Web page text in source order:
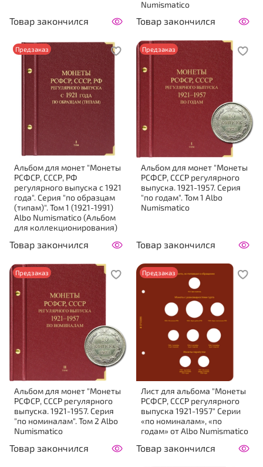
Товар закончился
Numismatico
Товар закончился
Предзаказ
Альбом для монет "Монеты
РСФСР, СССР, РФ
регулярного выпуска с 1921
года". Серия "по образцам
(типам)". Том 1 (1921-1991)
Albo Numismatico (Альбом
для коллекционирования)
Товар закончился
Предзаказ
Альбом для монет "Монеты
РСФСР, СССР регулярного
выпуска. 1921-1957. Серия
"по годам". Том 1 Albo
Numismatico
Товар закончился
Предзаказ
Альбом для монет "Монеты
РСФСР, СССР регулярного
выпуска. 1921-1957. Серия
"по номиналам". Том 2 Albo
Numismatico
Товар закончился
Предзаказ
Лист для альбома "Монеты
РСФСР, СССР регулярного
выпуска 1921-1957" Серии
«по номиналам», «по
годам» от Albo Numismatico
Товар закончился